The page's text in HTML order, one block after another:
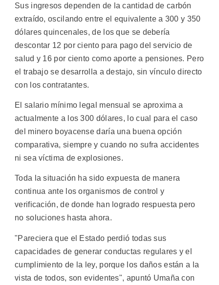
Sus ingresos dependen de la cantidad de carbón
extraído, oscilando entre el equivalente a 300 y 350
dólares quincenales, de los que se debería
descontar 12 por ciento para pago del servicio de
salud y 16 por ciento como aporte a pensiones. Pero
el trabajo se desarrolla a destajo, sin vínculo directo
con los contratantes.
El salario mínimo legal mensual se aproxima a
actualmente a los 300 dólares, lo cual para el caso
del minero boyacense daría una buena opción
comparativa, siempre y cuando no sufra accidentes
ni sea víctima de explosiones.
Toda la situación ha sido expuesta de manera
continua ante los organismos de control y
verificación, de donde han logrado respuesta pero
no soluciones hasta ahora.
"Pareciera que el Estado perdió todas sus
capacidades de generar conductas regulares y el
cumplimiento de la ley, porque los daños están a la
vista de todos, son evidentes", apuntó Umaña con